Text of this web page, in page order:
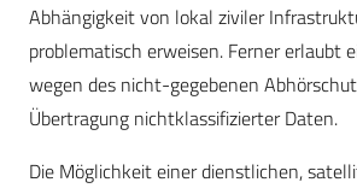
Abhängigkeit von lokal ziviler
problematisch erweisen. Ferner erlaubt
wegen des nicht-gegebenen
Übertragung nichtklassifizierter Daten.
Die Möglichkeit einer dienstlichen,